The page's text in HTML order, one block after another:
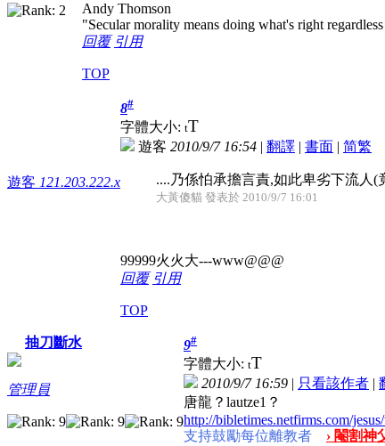
Andy Thomson
"Secular morality means doing what's right
回覆 引用
TOP
遊客 121.203.222.x
8#
字體大小: tT
遊客 2010/9/7 16:54 | 翻譯 | 書面 | 简繁
....乃係怕承擔言責,如此卑劣下流人(
大黃傻貓 發表於 2010/9/7 16:01
99999火火大---www@@@
回覆 引用
TOP
抽刀斷水
管理員
9#
字體大小: tT
2010/9/7 16:59 | 只看該作者 |
唐龍？lautze1？
http://bibletimes.netfirms.com/
支持鼓勵每位離教者
› 閹割